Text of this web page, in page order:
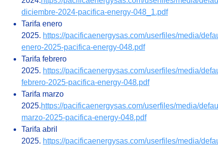
diciembre-2024-pacifica-energy-048_1.pdf
Tarifa enero
2025. https://pacificaenergysas.com/userfiles/media/
enero-2025-pacifica-energy-048.pdf
Tarifa febrero
2025. https://pacificaenergysas.com/userfiles/media/
febrero-2025-pacifica-energy-048.pdf
Tarifa marzo
2025.https://pacificaenergysas.com/userfiles/media/
marzo-2025-pacifica-energy-048.pdf
Tarifa abril
2025. https://pacificaenergysas.com/userfiles/media/